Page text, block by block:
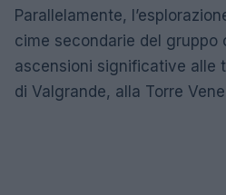
Parallelamente,
cime secondarie del gruppo
ascensioni significative alle
di Valgrande, alla Torre